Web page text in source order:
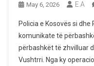
May 6, 2026 E.A
Policia e Kosovës si
komunikate të
përbashkët të zhvilluar
Vushtrri. Nga ky